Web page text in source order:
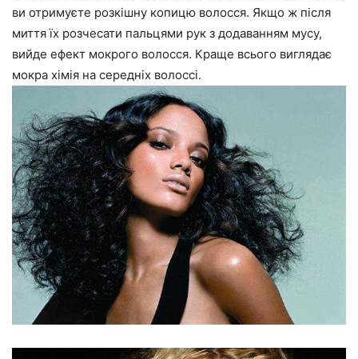
ви отримуєте розкішну копицю волосся. Якщо ж після
миття їх розчесати пальцями рук з додаванням мусу,
вийде ефект мокрого волосся. Краще всього виглядає
мокра хімія на середніх волоссі.